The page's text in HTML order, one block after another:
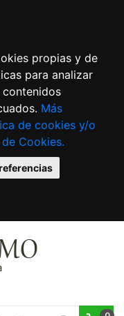
propias y de
para analizar
Más
de cookies y/o
Cookies.